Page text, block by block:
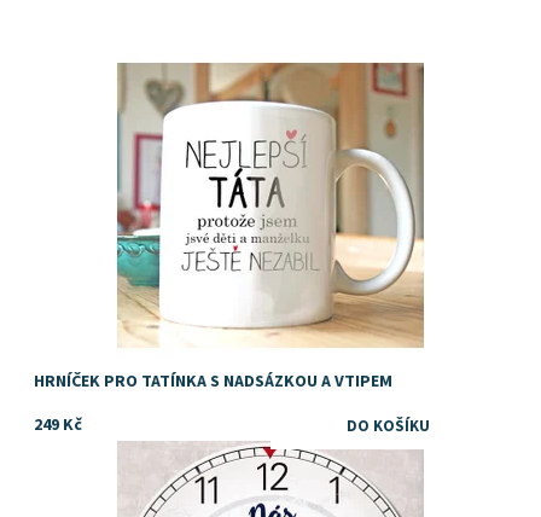
Má rád váš táta vtip a nasázku tak pro něho je určený náš hríček
....................................................... bílý klasický hrnek s...
Dostupnost:
Skladem
DejDar
HRNÍČEK PRO TATÍNKA S NADSÁZKOU A VTIPEM
249 Kč
Dostupnost:
Skladem
DejDar